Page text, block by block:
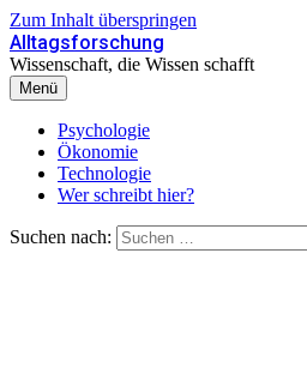
Zum Inhalt überspringen
Alltagsforschung
Wissenschaft, die Wissen schafft
Menü
Psychologie
Ökonomie
Technologie
Wer schreibt hier?
Suchen nach: